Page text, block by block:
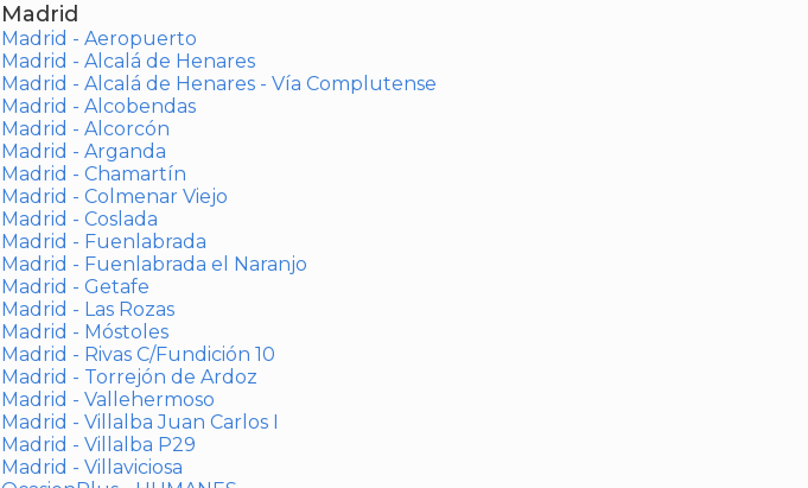
Madrid
Madrid - Aeropuerto
Madrid - Alcalá de Henares
Madrid - Alcalá de Henares - Vía Complutense
Madrid - Alcobendas
Madrid - Alcorcón
Madrid - Arganda
Madrid - Chamartín
Madrid - Colmenar Viejo
Madrid - Coslada
Madrid - Fuenlabrada
Madrid - Fuenlabrada el Naranjo
Madrid - Getafe
Madrid - Las Rozas
Madrid - Móstoles
Madrid - Rivas C/Fundición 10
Madrid - Torrejón de Ardoz
Madrid - Vallehermoso
Madrid - Villalba Juan Carlos I
Madrid - Villalba P29
Madrid - Villaviciosa